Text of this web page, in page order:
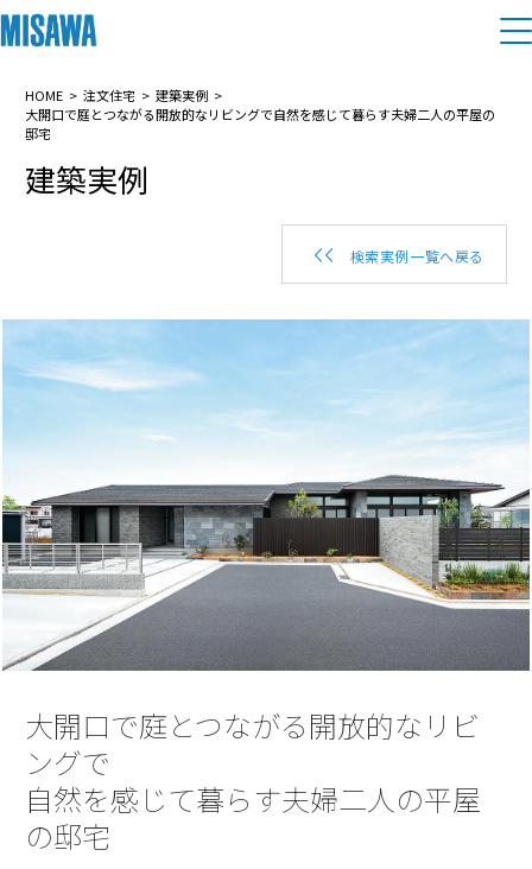
住まい
建てる [注文住宅]
テクノロジー（住まいの性能）
インテリア
住まいづくりガイド
買う
分譲住宅（建売・土地）検索
中古住宅検索
スムストック検索
土地活用
賃貸併用住宅
店舗・各種施設
土地活用モデルルーム見学
土地活用実例
法人のお客さま
社宅建築
医療・介護・子育て・障がい福祉施設
戸建て・マンション
リフォームメニュー
リフォーム事例
事業用
事業用リノベーション
ホテル・旅館リフォーム
リフォーム営業所
まちづくり
複合開発事業（ASMACI-アスマチ-）
再開発・官民連携事業
分譲マンション開発事業
収益不動産・投資開発事業
建築再生事業
事業用売買
オーナーサポート
サポートメニュー
住まいるりんぐ（ロングサポート）
保証制度
アフターメンテナンス
ミサワリフォーム
ご相談窓口
企業・IR情報
企業・IR
ニュース
ミサワホームグループ
IR情報
展示場・イベント情報
カタログ請求
住まいのご相談
HOME 注文住宅
建築実例
大開口で庭とつながる開放的なリビングで自然を感じて暮らす夫婦二人の平屋の
邸宅
建築実例
検索実例一覧へ戻る
大開口で庭とつながる開放的なリビ
ングで
自然を感じて暮らす夫婦二人の平屋
の邸宅